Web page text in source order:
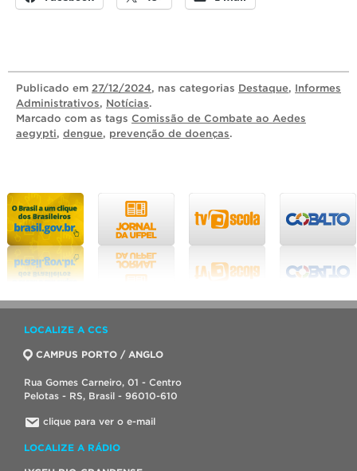
Publicado em 27/12/2024, nas categorias Destaque, Informes
Administrativos, Notícias.
Marcado com as tags Comissão de Combate ao Aedes
aegypti, dengue, prevenção de doenças.
LOCALIZE A CCS
CAMPUS PORTO / ANGLO
Rua Gomes Carneiro, 01 - Centro
Pelotas - RS, Brasil - 96010-610
clique para ver o e-mail
LOCALIZE A RÁDIO